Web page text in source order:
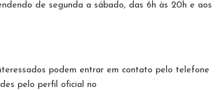
de segunda a sábado, das 6h às 20h e aos
podem entrar em contato pelo telefone
pelo perfil oficial no